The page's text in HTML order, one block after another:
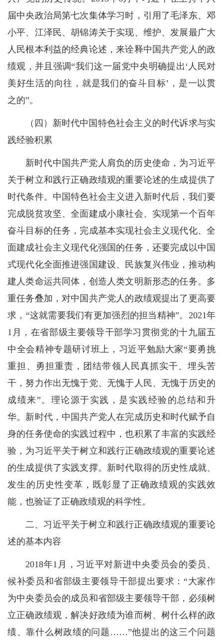
届中央政治局第七次集体学习时，引用了毛泽东、邓
小平、江泽民、胡锦涛关于实现、维护、发展最广大
人民根本利益的经典论述，来诠释中国共产党人的政
绩观，并且强调“我们这一届党中央明确提出‘人民对
美好生活的向往，就是我们的奋斗目标’，是一以贯
之的”。
（四）新时代中国特色社会主义的时代诉求与实
践经验积累
新时代中国共产党人肩负的历史使命，为习近平
关于树立和践行正确政绩观的重要论述的生成提供了
时代条件。中国特色社会主义进入新时代后，我们要
完成脱贫攻坚、全面建成小康社会、实现第一个百年
奋斗目标的任务，完成基本实现社会主义现代化、全
面建成社会主义现代化强国的任务，还要完成以中国
式现代化全面推进强国建设、民族复兴伟业，推动构
建人类命运共同体，创造人类文明新形态的任务。多
重任务叠加，对中国共产党人的政绩观提出了更高要
求，“这就需要我们有更加强烈的担当精神”。2021年
1月，在省部级主要领导干部学习贯彻党的十九届五
中全会精神专题研讨班上，习近平勉励大家“要勇挑
重担、勇担重责，团结带领人民真抓实干、埋头苦
干，努力作出无愧于党、无愧于人民、无愧于历史的
成绩来”。理论源于实践，是实践经验的总结和升
华。新时代，中国共产党人在完成历史和时代赋予自
身的任务使命的实践过程中，也积累了丰富的实践经
验，为习近平关于树立和践行正确政绩观的重要论述
的生成提供了实践支撑。新时代取得的历史性成就、
发生的历史性变革，既彰显了正确政绩观的实践效
能，也验证了正确政绩观的科学性。
二、习近平关于树立和践行正确政绩观的重要论
述的基本内容
2018年1月，习近平对新进中央委员会的委员、
候补委员和省部级主要领导干部提出要求：“大家作
为中央委员会的成员和省部级主要领导干部，必须树
立正确政绩观，解决好政绩为谁而树、树什么样的政
绩、靠什么树政绩的问题……”他提出的这三个问题